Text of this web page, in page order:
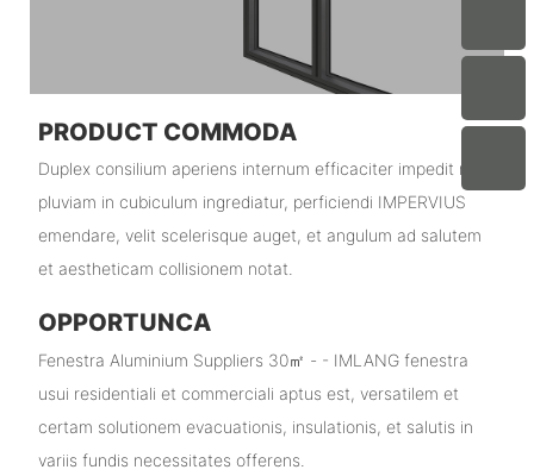
PRODUCT COMMODA
Duplex consilium aperiens internum efficaciter impedit ne
pluviam in cubiculum ingrediatur, perficiendi IMPERVIUS
emendare, velit scelerisque auget, et angulum ad salutem
et aestheticam collisionem notat.
OPPORTUNCA
Fenestra Aluminium Suppliers 30㎡ - - IMLANG fenestra
usui residentiali et commerciali aptus est, versatilem et
certam solutionem evacuationis, insulationis, et salutis in
variis fundis necessitates offerens.